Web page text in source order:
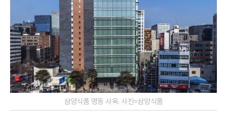
삼양식품 명동 사옥. 사진=삼양식품